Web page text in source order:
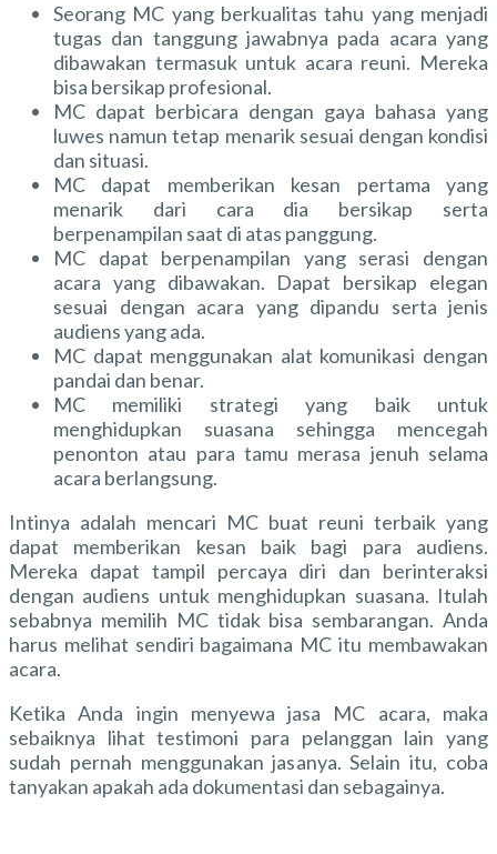
Seorang MC yang berkualitas tahu yang menjadi
tugas dan tanggung jawabnya pada acara yang
dibawakan termasuk untuk acara reuni. Mereka
bisa bersikap profesional.
MC dapat berbicara dengan gaya bahasa yang
luwes namun tetap menarik sesuai dengan kondisi
dan situasi.
MC dapat memberikan kesan pertama yang
menarik dari cara dia bersikap serta
berpenampilan saat di atas panggung.
MC dapat berpenampilan yang serasi dengan
acara yang dibawakan. Dapat bersikap elegan
sesuai dengan acara yang dipandu serta jenis
audiens yang ada.
MC dapat menggunakan alat komunikasi dengan
pandai dan benar.
MC memiliki strategi yang baik untuk
menghidupkan suasana sehingga mencegah
penonton atau para tamu merasa jenuh selama
acara berlangsung.
Intinya adalah mencari MC buat reuni terbaik yang
dapat memberikan kesan baik bagi para audiens.
Mereka dapat tampil percaya diri dan berinteraksi
dengan audiens untuk menghidupkan suasana. Itulah
sebabnya memilih MC tidak bisa sembarangan. Anda
harus melihat sendiri bagaimana MC itu membawakan
acara.
Ketika Anda ingin menyewa jasa MC acara, maka
sebaiknya lihat testimoni para pelanggan lain yang
sudah pernah menggunakan jasanya. Selain itu, coba
tanyakan apakah ada dokumentasi dan sebagainya.